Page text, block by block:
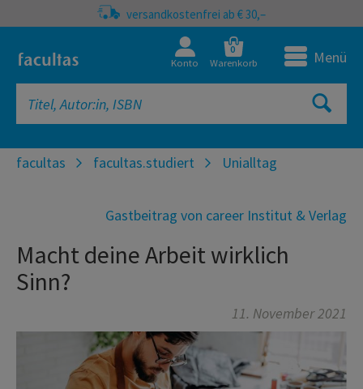
versandkostenfrei ab € 30,–
Konto
0
Warenkorb Menü
facultas facultas.studiert Unialltag
Gastbeitrag von career Institut & Verlag
Macht deine Arbeit wirklich
Sinn?
11. November 2021